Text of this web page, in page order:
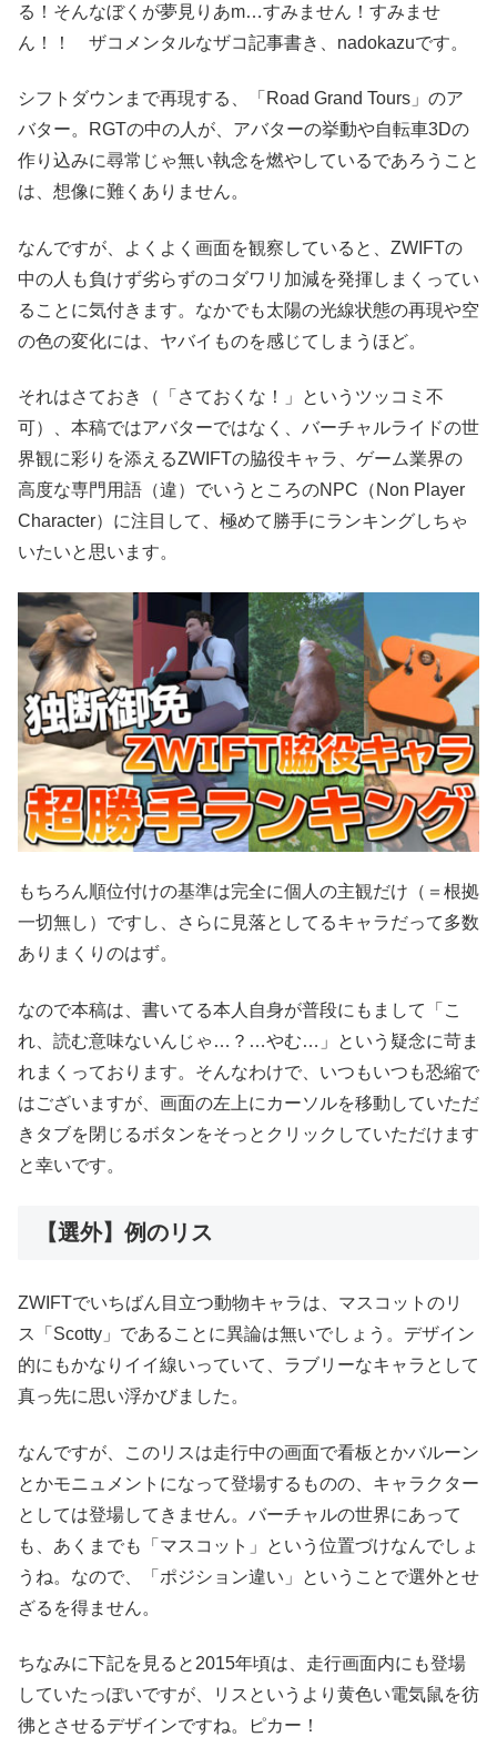
る！そんなぼくが夢見りあm…すみません！すみませ
ん！！ ザコメンタルなザコ記事書き、nadokazuです。
シフトダウンまで再現する、「Road Grand Tours」のア
バター。RGTの中の人が、アバターの挙動や自転車3Dの
作り込みに尋常じゃ無い執念を燃やしているであろうこと
は、想像に難くありません。
なんですが、よくよく画面を観察していると、ZWIFTの
中の人も負けず劣らずのコダワリ加減を発揮しまくってい
ることに気付きます。なかでも太陽の光線状態の再現や空
の色の変化には、ヤバイものを感じてしまうほど。
それはさておき（「さておくな！」というツッコミ不
可）、本稿ではアバターではなく、バーチャルライドの世
界観に彩りを添えるZWIFTの脇役キャラ、ゲーム業界の
高度な専門用語（違）でいうところのNPC（Non Player
Character）に注目して、極めて勝手にランキングしちゃ
いたいと思います。
もちろん順位付けの基準は完全に個人の主観だけ（＝根拠
一切無し）ですし、さらに見落としてるキャラだって多数
ありまくりのはず。
なので本稿は、書いてる本人自身が普段にもまして「こ
れ、読む意味ないんじゃ…？…やむ…」という疑念に苛ま
れまくっております。そんなわけで、いつもいつも恐縮で
はございますが、画面の左上にカーソルを移動していただ
きタブを閉じるボタンをそっとクリックしていただけます
と幸いです。
【選外】例のリス
ZWIFTでいちばん目立つ動物キャラは、マスコットのリ
ス「Scotty」であることに異論は無いでしょう。デザイン
的にもかなりイイ線いっていて、ラブリーなキャラとして
真っ先に思い浮かびました。
なんですが、このリスは走行中の画面で看板とかバルーン
とかモニュメントになって登場するものの、キャラクター
としては登場してきません。バーチャルの世界にあって
も、あくまでも「マスコット」という位置づけなんでしょ
うね。なので、「ポジション違い」ということで選外とせ
ざるを得ません。
ちなみに下記を見ると2015年頃は、走行画面内にも登場
していたっぽいですが、リスというより黄色い電気鼠を彷
彿とさせるデザインですね。ピカー！